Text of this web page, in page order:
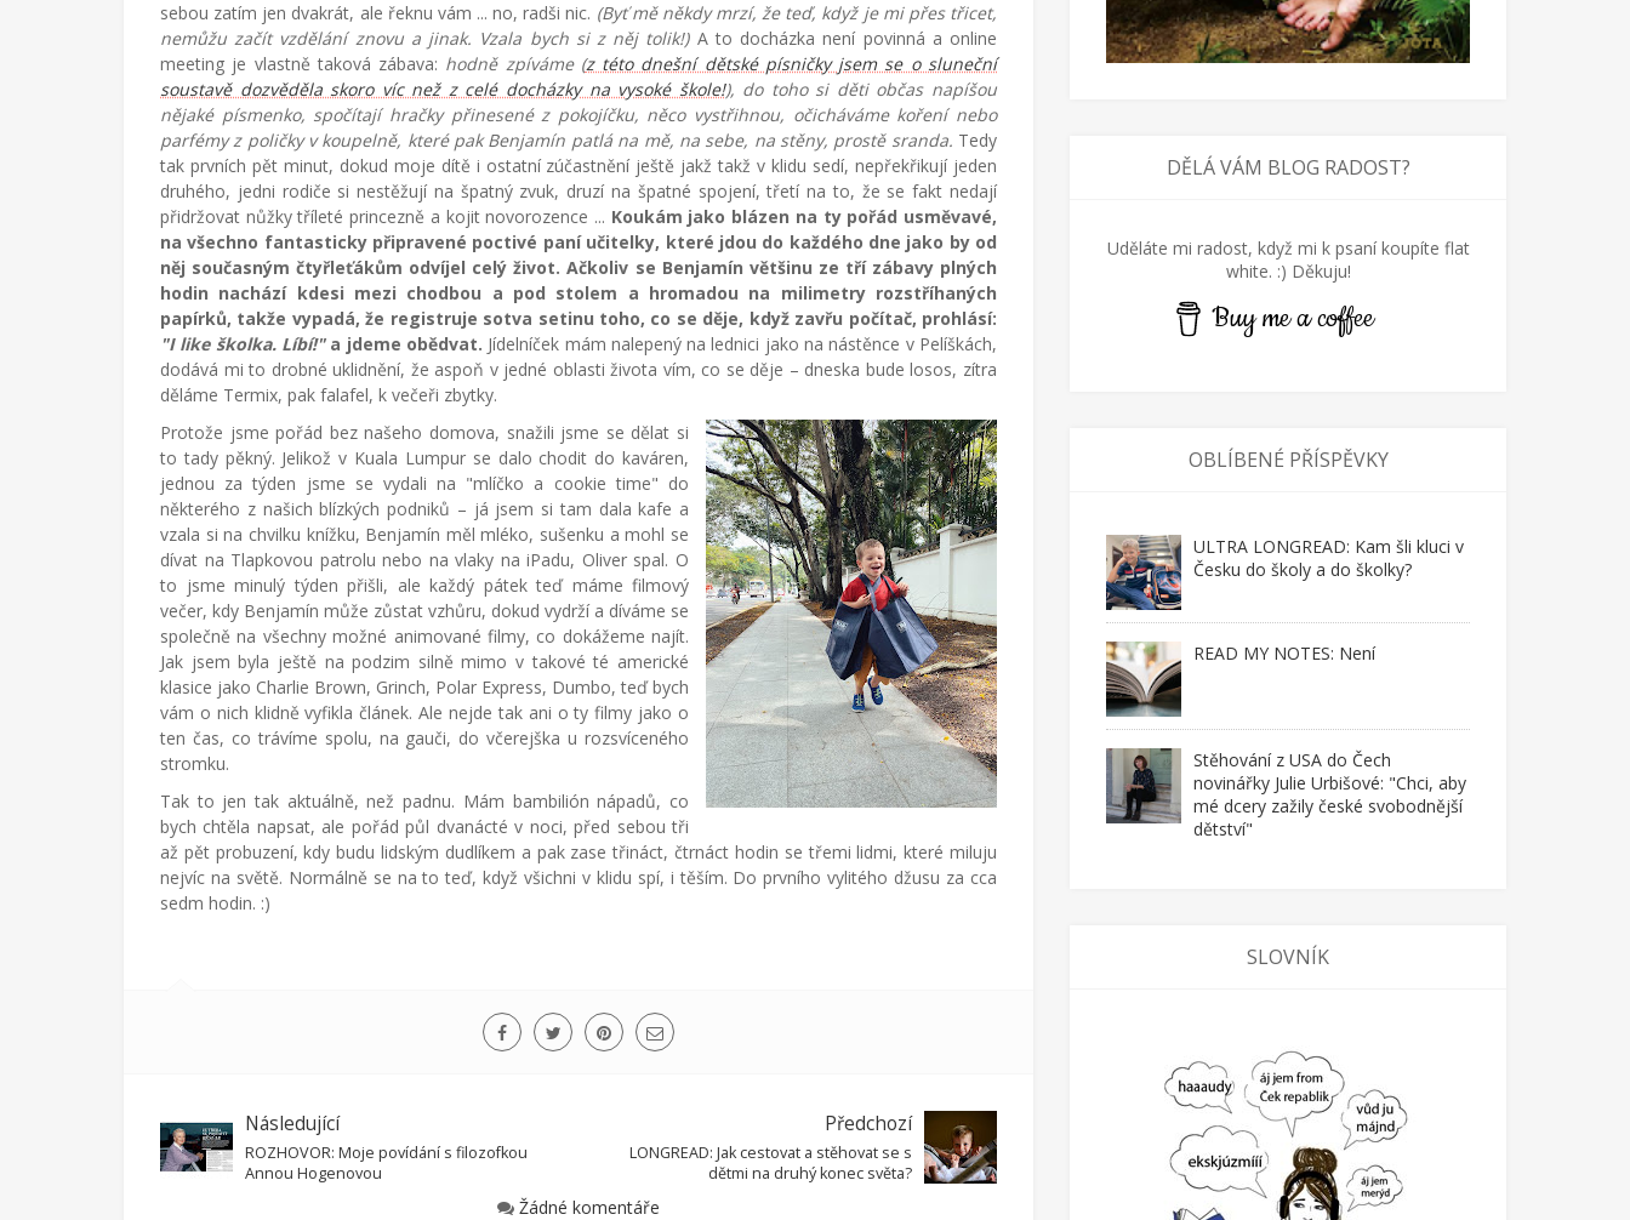
sebou zatím jen dvakrát, ale řeknu vám ... no, radši nic. (Byť mě někdy mrzí, že teď, když je mi přes třicet,
nemůžu začít vzdělání znovu a jinak. Vzala bych si z něj tolik!)A to docházka není povinná a online
meeting je vlastně taková zábava: hodně zpíváme (z této dnešní dětské písničky jsem se o sluneční
soustavě dozvěděla skoro víc než z celé docházky na vysoké škole!), do toho si děti občas napíšou
nějaké písmenko, spočítají hračky přinesené z pokojíčku, něco vystřihnou, očicháváme koření nebo
parfémy z poličky v koupelně, které pak Benjamín patlá na mě, na sebe, na stěny, prostě sranda. Tedy
tak prvních pět minut, dokud moje dítě i ostatní zúčastnění ještě jakž takž v klidu sedí, nepřekřikují jeden
druhého, jedni rodiče si nestěžují na špatný zvuk, druzí na špatné spojení, třetí na to, že se fakt nedají
přidržovat nůžky tříleté princezně a kojit novorozence ... Koukám jako blázen na ty pořád usměvavé,
na všechno fantasticky připravené poctivé paní učitelky, které jdou do každého dne jako by od
něj současným čtyřleťákům odvíjel celý život. Ačkoliv se Benjamín většinu ze tří zábavy plných
hodin nachází kdesi mezi chodbou a pod stolem a hromadou na milimetry rozstříhaných
papírků, takže vypadá, že registruje sotva setinu toho, co se děje, když zavřu počítač, prohlásí:
"I like školka. Líbí!"a jdeme obědvat. Jídelníček mám nalepený na lednici jako na nástěnce v Pelíškách,
dodává mi to drobné uklidnění, že aspoň v jedné oblasti života vím, co se děje – dneska bude losos, zítra
děláme Termix, pak falafel, k večeři zbytky.
Protože jsme pořád bez našeho domova, snažili jsme se dělat si
to tady pěkný. Jelikož v Kuala Lumpur se dalo chodit do kaváren,
jednou za týden jsme se vydali na "mlíčko a cookie time" do
některého z našich blízkých podniků – já jsem si tam dala kafe a
vzala si na chvilku knížku, Benjamín měl mléko, sušenku a mohl se
dívat na Tlapkovou patrolu nebo na vlaky na iPadu, Oliver spal. O
to jsme minulý týden přišli, ale každý pátek teď máme filmový
večer, kdy Benjamín může zůstat vzhůru, dokud vydrží a díváme se
společně na všechny možné animované filmy, co dokážeme najít.
Jak jsem byla ještě na podzim silně mimo v takové té americké
klasice jako Charlie Brown, Grinch, Polar Express, Dumbo, teď bych
vám o nich klidně vyfikla článek. Ale nejde tak ani o ty filmy jako o
ten čas, co trávíme spolu, na gauči, do včerejška u rozsvíceného
stromku.
Tak to jen tak aktuálně, než padnu. Mám bambilión nápadů, co
bych chtěla napsat, ale pořád půl dvanácté v noci, před sebou tři
až pět probuzení, kdy budu lidským dudlíkem a pak zase třináct, čtrnáct hodin se třemi lidmi, které miluju
nejvíc na světě. Normálně se na to teď, když všichni v klidu spí, i těším. Do prvního vylitého džusu za cca
sedm hodin. :)
Následující
ROZHOVOR: Moje povídání s filozofkou
Annou Hogenovou
Předchozí
LONGREAD: Jak cestovat a stěhovat se s
dětmi na druhý konec světa?
Žádné komentáře
DĚLÁ VÁM BLOG RADOST?
Uděláte mi radost, když mi k psaní koupíte flat
white. :) Děkuju!
Buy me a coffee
OBLÍBENÉ PŘÍSPĚVKY
ULTRA LONGREAD: Kam šli kluci v
Česku do školy a do školky?
READ MY NOTES: Není
Stěhování z USA do Čech
novinářky Julie Urbišové: "Chci, aby
mé dcery zažily české svobodnější
dětství"
SLOVNÍK